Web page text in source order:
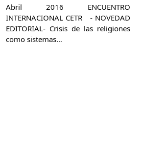
Abril 2016 ENCUENTRO
INTERNACIONAL CETR - NOVEDAD
EDITORIAL- Crisis de las religiones
como sistemas…